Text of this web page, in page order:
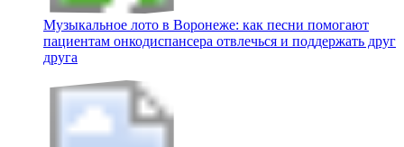
Музыкальное лото в Воронеже: как песни помогают
пациентам онкодиспансера отвлечься и поддержать друг
друга